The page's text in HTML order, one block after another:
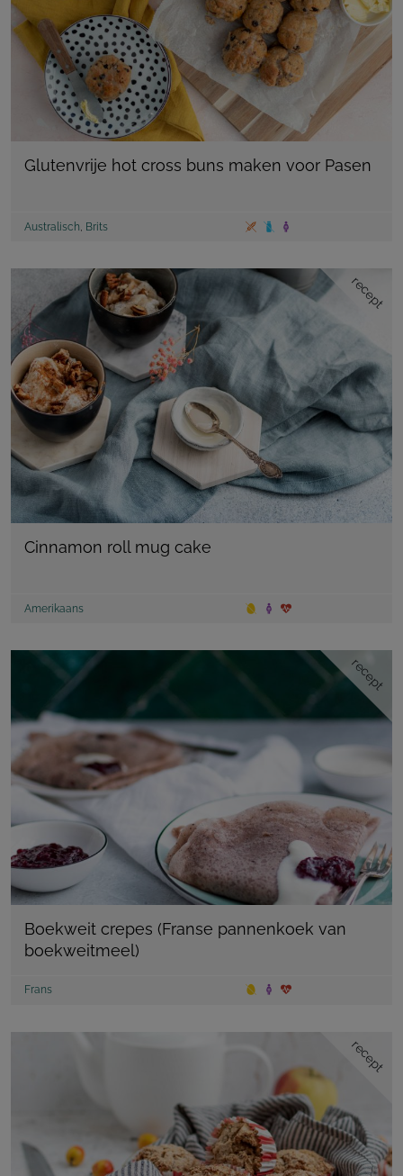
Glutenvrije hot cross buns maken voor Pasen
Australisch, Brits
recept
Cinnamon roll mug cake
Amerikaans
recept
Boekweit crepes (Franse pannenkoek van
boekweitmeel)
Frans
recept